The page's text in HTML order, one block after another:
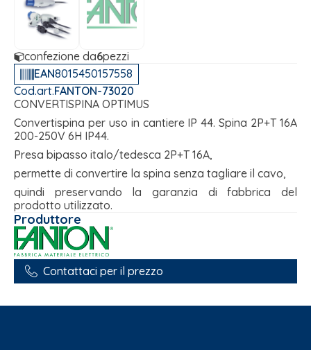
confezione da6pezzi
EAN8015450157558
Cod.art.FANTON-73020
CONVERTISPINA OPTIMUS
Convertispina per uso in cantiere IP 44. Spina 2P+T 16A
200-250V 6H IP44.
Presa bipasso italo/tedesca 2P+T 16A,
permette di convertire la spina senza tagliare il cavo,
quindi preservando la garanzia di fabbrica del
prodotto utilizzato.
Produttore
Contattaci per il prezzo